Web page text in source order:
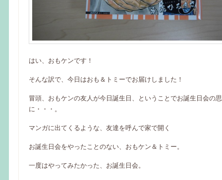
はい、おもケンです！
そんな訳で、今日はおも＆トミーでお届けしました！
冒頭、おもケンの友人が今日誕生日、ということでお誕生日会の
に・・・。
マンガに出てくるような、友達を呼んで家で開く
お誕生日会をやったことのない、おもケン＆トミー。
一度はやってみたかった、お誕生日会。